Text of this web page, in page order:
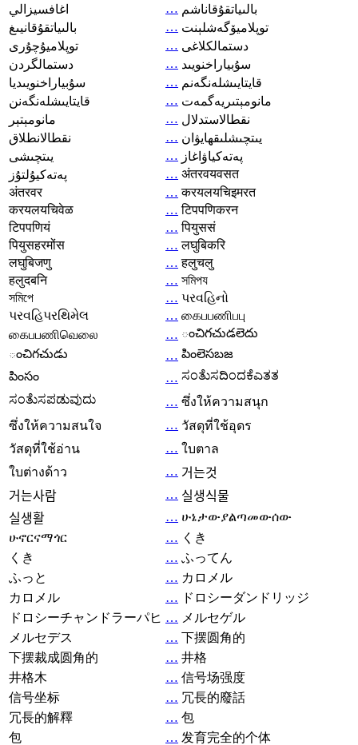
اغافسيزالي
… بالىياتقۇقاناشم
بالىياتقۇقانيىغ
… توپلاميۆگەشلېنت
توپلاميۇچۇرى
… دستمالکلاغی
دستمالگردن
… سۇبياراخنويىد
سۇبياراخنويىديا
… قايتايىشلەنگەنم
قايتايىشلەنگەنن
… مانومېتىريەگمەت
مانومېتېر
… نقطالاستدلال
نقطالانطلاق
… يىتچىشلىقھايۋان
يىتچىشى
… پەتەكياۋاغاز
پەتەكيۇلتۇز
… अंतरवयवसत
अंतरवर
… करयलयचिइमरत
करयलयचिवेळ
… टिपपणिकरन
टिपपणियं
… पियुससं
पियुसहरमोंस
… लघुबिकरि
लघुबिजणु
… हलुचलु
हलुदबनि
… সমিপয
সমিপে
… પરવહિનો
પરવહિપરથિમેલ
… கைபபணிபபு
கைபபணிவெலை
… ంచిగచుడలెదు
ంచిగచుడు
… పింలెసబజ
పింసం
… ಸಂತೆುಸದಿಂದಕೆಎತತ
ಸಂತೆುಸಪಡುವುದು
… ซึ่งให้ความสนุก
ซึ่งให้ความสนใจ
… วัสดุที่ใช้อุดร
วัสดุที่ใช้อ่าน
… ใบตาล
ใบต่างด้าว
… 거는것
거는사람
… 실생식물
실생활
… ሁኔታውያልጣመውሰው
ሁኖርናማጎር
… くき
くき
… ふってん
ふっと
… カロメル
カロメル
… ドロシーダンドリッジ
ドロシーチャンドラーパヒ … メルセゲル
メルセデス
… 下摆圆角的
下摆裁成圆角的
… 井格
井格木
… 信号场强度
信号坐标
… 冗長的廢話
冗長的解釋
… 包
包
… 发育完全的个体